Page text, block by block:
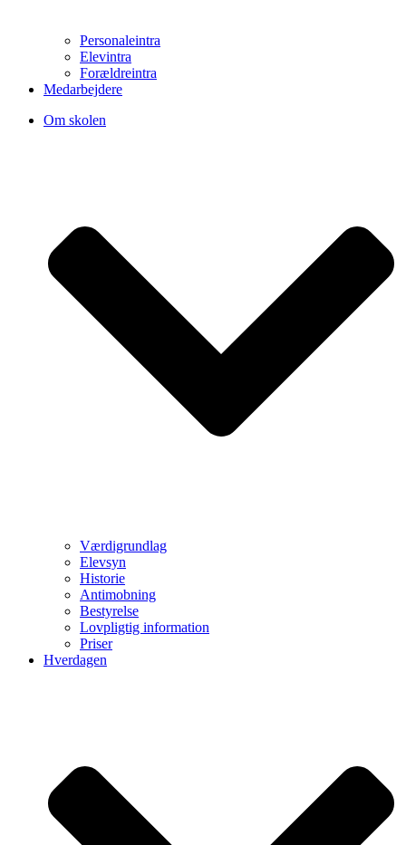
Personaleintra
Elevintra
Forældreintra
Medarbejdere
Om skolen
Værdigrundlag
Elevsyn
Historie
Antimobning
Bestyrelse
Lovpligtig information
Priser
Hverdagen